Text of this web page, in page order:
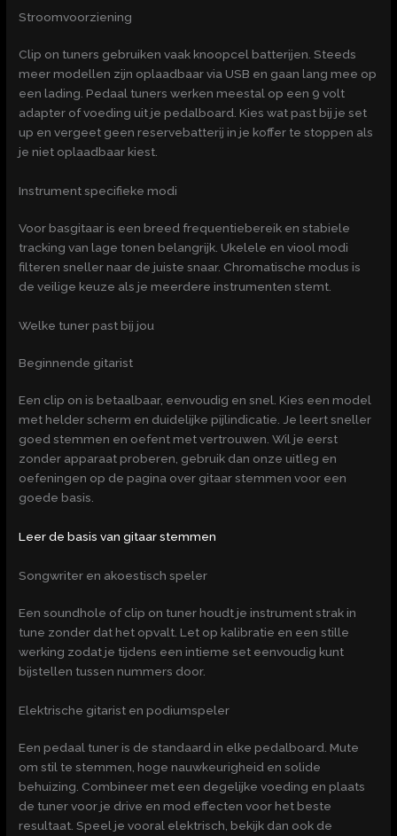
Stroomvoorziening
Clip on tuners gebruiken vaak knoopcel batterijen. Steeds
meer modellen zijn oplaadbaar via USB en gaan lang mee op
een lading. Pedaal tuners werken meestal op een 9 volt
adapter of voeding uit je pedalboard. Kies wat past bij je set
up en vergeet geen reservebatterij in je koffer te stoppen als
je niet oplaadbaar kiest.
Instrument specifieke modi
Voor basgitaar is een breed frequentiebereik en stabiele
tracking van lage tonen belangrijk. Ukelele en viool modi
filteren sneller naar de juiste snaar. Chromatische modus is
de veilige keuze als je meerdere instrumenten stemt.
Welke tuner past bij jou
Beginnende gitarist
Een clip on is betaalbaar, eenvoudig en snel. Kies een model
met helder scherm en duidelijke pijlindicatie. Je leert sneller
goed stemmen en oefent met vertrouwen. Wil je eerst
zonder apparaat proberen, gebruik dan onze uitleg en
oefeningen op de pagina over gitaar stemmen voor een
goede basis.
Leer de basis van gitaar stemmen
Songwriter en akoestisch speler
Een soundhole of clip on tuner houdt je instrument strak in
tune zonder dat het opvalt. Let op kalibratie en een stille
werking zodat je tijdens een intieme set eenvoudig kunt
bijstellen tussen nummers door.
Elektrische gitarist en podiumspeler
Een pedaal tuner is de standaard in elke pedalboard. Mute
om stil te stemmen, hoge nauwkeurigheid en solide
behuizing. Combineer met een degelijke voeding en plaats
de tuner voor je drive en mod effecten voor het beste
resultaat. Speel je vooral elektrisch, bekijk dan ook de